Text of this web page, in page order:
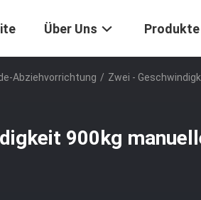
Über Uns Produkte
Abziehvorrichtung / Zwei -
900kg